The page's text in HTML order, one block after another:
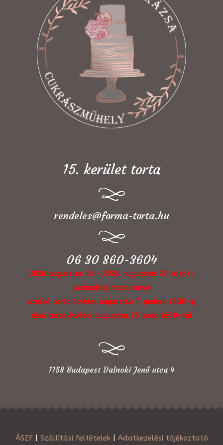
15. kerület torta
rendeles@forma-torta.hu
06 30 860-3604
2026. augusztus 10. - 2026. augusztus 22. között
szabadság miatt zárva
utolsó torta átvétel augusztus 7. péntek 18:30-ig
első torta átvétel augusztus 25. kedd 16:30-tól
1158 Budapest Dalnoki Jenő utca 4
ÁSZF| Szállítási feltételek| Adatkezelési tájékoztató